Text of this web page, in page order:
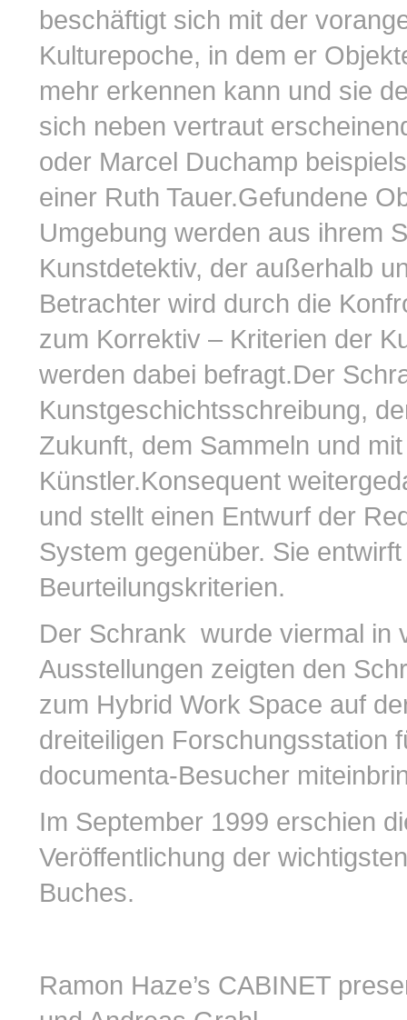
beschäftigt sich mit der
Kulturepoche, in dem er
mehr erkennen kann und sie
sich neben vertraut
oder Marcel Duchamp
einer Ruth Tauer.Gefundene
Umgebung werden aus ihrem
Kunstdetektiv, der außerhalb
Betrachter wird durch die
zum Korrektiv – Kriterien der
werden dabei befragt.Der
Kunstgeschichtsschreibung,
Zukunft, dem Sammeln und
Künstler.Konsequent
und stellt einen Entwurf der
System gegenüber. Sie
Beurteilungskriterien.
Der Schrank wurde viermal in
Ausstellungen zeigten den
zum Hybrid Work Space auf
dreiteiligen Forschungsstation
documenta-Besucher
Im September 1999 erschien
Veröffentlichung der
Buches.
Ramon Haze’s CABINET